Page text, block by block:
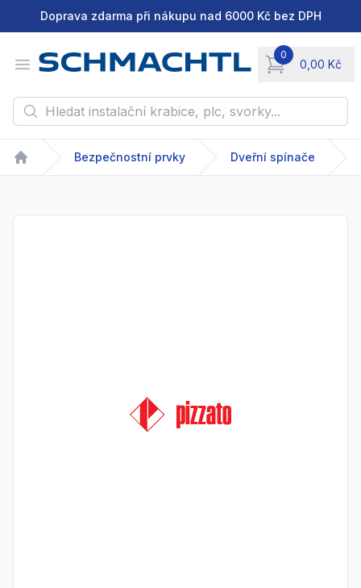
Doprava zdarma při nákupu nad 6000 Kč bez DPH
Open menu
0
0,00 Kč
items in cart,
Hledat instalační krabice, plc, svorky...
Home
Bezpečnostní prvky Dveřní spínače